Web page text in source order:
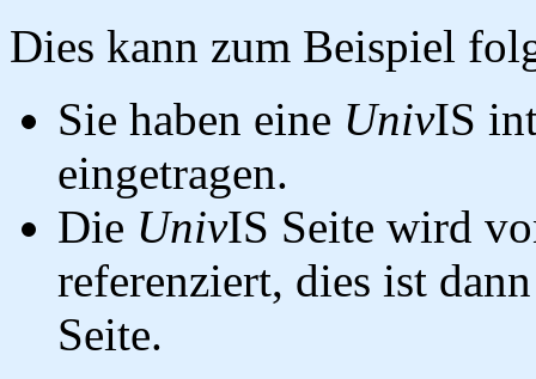
Dies kann zum Beispiel
Sie haben eine UnivIS
eingetragen.
Die UnivIS Seite wird
referenziert, dies ist
Seite.